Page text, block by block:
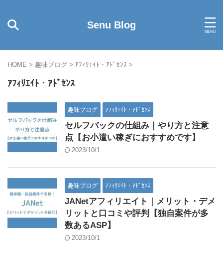
Senu Blog
HOME > 趣味ブログ > ｱﾌｨﾘｴｲﾄ・ｱﾄﾞｾﾝｽ >
ｱﾌｨﾘｴｲﾄ・ｱﾄﾞｾﾝｽ
趣味ブログ ｱﾌｨﾘｴｲﾄ・ｱﾄﾞｾﾝｽ
セルフバックの仕組み｜やり方と注意
点【お小遣い稼ぎにおすすめです】
2023/10/1
趣味ブログ ｱﾌｨﾘｴｲﾄ・ｱﾄﾞｾﾝｽ
JANetアフィリエイト｜メリット・デメ
リットと口コミや評判【独自案件が多
数あるASP】
2023/10/1